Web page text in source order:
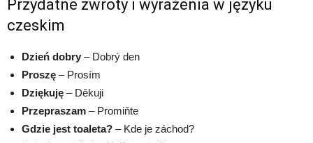
Przydatne zwroty i wyrażenia w języku
czeskim
Dzień dobry – Dobrý den
Proszę – Prosím
Dziękuję – Děkuji
Przepraszam – Promiňte
Gdzie jest toaleta? – Kde je záchod?